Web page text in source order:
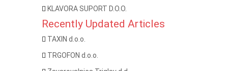
KLAVORA SUPORT D.O.O.
Recently Updated Articles
TAXIN d.o.o.
TRGOFON d.o.o.